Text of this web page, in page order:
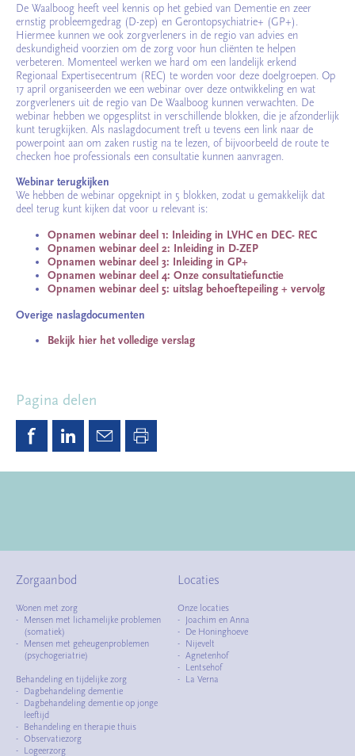
De Waalboog heeft veel kennis op het gebied van Dementie en zeer
ernstig probleemgedrag (D-zep) en Gerontopsychiatrie+ (GP+).
Hiermee kunnen we ook zorgverleners in de regio van advies en
deskundigheid voorzien om de zorg voor hun cliënten te helpen
verbeteren. Momenteel werken we hard om een landelijk erkend
Regionaal Expertisecentrum (REC) te worden voor deze doelgroepen. Op
17 april organiseerden we een webinar over deze ontwikkeling en wat
zorgverleners uit de regio van De Waalboog kunnen verwachten. De
webinar hebben we opgesplitst in verschillende blokken, die je afzonderlijk
kunt terugkijken. Als naslagdocument treft u tevens een link naar de
powerpoint aan om zaken rustig na te lezen, of bijvoorbeeld de route te
checken hoe professionals een consultatie kunnen aanvragen.
Webinar terugkijken
We hebben de webinar opgeknipt in 5 blokken, zodat u gemakkelijk dat
deel terug kunt kijken dat voor u relevant is:
Opnamen webinar deel 1: Inleiding in LVHC en DEC- REC
Opnamen webinar deel 2: Inleiding in D-ZEP
Opnamen webinar deel 3: Inleiding in GP+
Opnamen webinar deel 4: Onze consultatiefunctie
Opnamen webinar deel 5: uitslag behoeftepeiling + vervolg
Overige naslagdocumenten
Bekijk hier het volledige verslag
Pagina delen
Zorgaanbod
Wonen met zorg
Mensen met lichamelijke problemen
(somatiek)
Mensen met geheugenproblemen
(psychogeriatrie)
Behandeling en tijdelijke zorg
Dagbehandeling dementie
Dagbehandeling dementie op jonge
leeftijd
Behandeling en therapie thuis
Observatiezorg
Logeerzorg
Locaties
Onze locaties
Joachim en Anna
De Honinghoeve
Nijevelt
Agnetenhof
Lentsehof
La Verna